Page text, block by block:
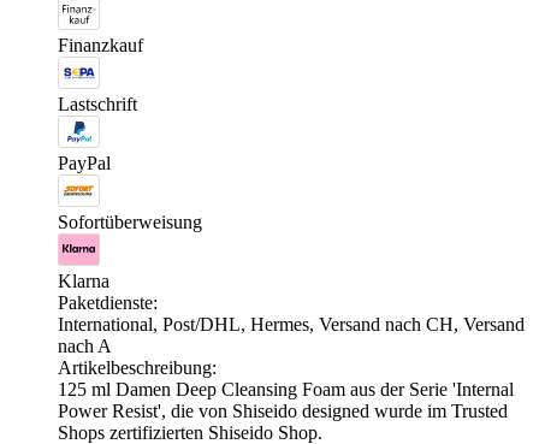
Finanzkauf
Lastschrift
PayPal
Sofortüberweisung
Klarna
Paketdienste:
International, Post/DHL, Hermes, Versand nach CH, Versand
nach A
Artikelbeschreibung:
125 ml Damen Deep Cleansing Foam aus der Serie 'Internal
Power Resist', die von Shiseido designed wurde im Trusted
Shops zertifizierten Shiseido Shop.